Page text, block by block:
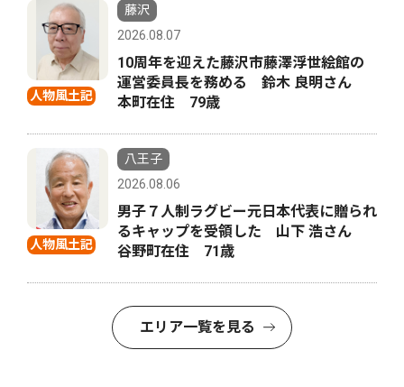
人物風土記
藤沢
2026.08.07
10周年を迎えた藤沢市藤澤浮世絵館の
運営委員長を務める 鈴木 良明さん
本町在住 79歳
人物風土記
八王子
2026.08.06
男子７人制ラグビー元日本代表に贈られ
るキャップを受領した 山下 浩さん
谷野町在住 71歳
エリア一覧を見る